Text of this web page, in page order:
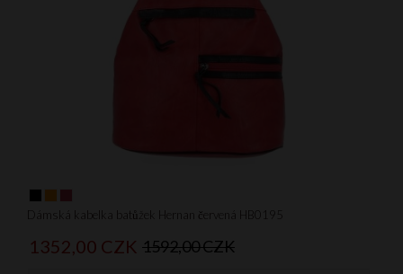
Dámská kabelka batůžek Hernan červená HB0195
1352,00 CZK 1592,00 CZK